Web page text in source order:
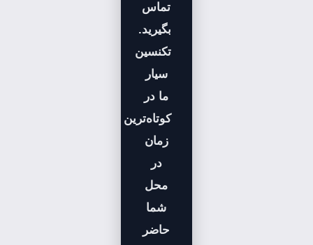
تماس
بگیرید.
تکنسین
سیار
ما در
کوتاه‌ترین
زمان
در
محل
شما
حاضر